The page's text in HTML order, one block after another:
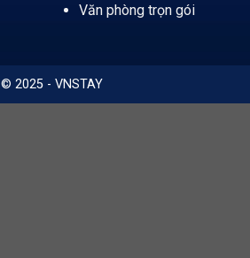
Văn phòng trọn gói
© 2025 - VNSTAY